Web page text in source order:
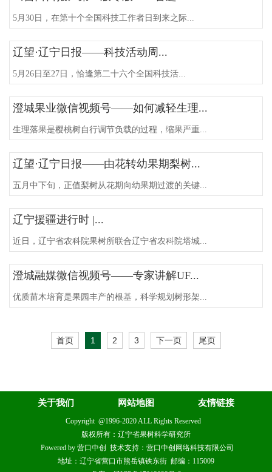
5月30日，在第十个全国科技工作者日到来之际...
辽望·辽宁日报——科技活动周...
5月26日至27日，恰逢第二十六个全国科技活...
澄城果业微信视频号——如何减轻生理...
生理落果是樱桃树自行调节负载的过程，缩果严重...
辽望·辽宁日报——由花转幼果期梨树...
五月中下旬，正值梨树从花期向幼果期过渡的关键...
辽宁援疆进行时 |...
近日，辽宁省农科院果树所联合辽宁省农科院塔城...
澄城融媒微信视频号——专家讲解UF...
优质苗木培育是果园丰产的根基，科学规划树形架...
首页 1 2 3 下一页 尾页
关于我们 网站地图 友情链接
Copyright @1996-2020 ALL Rights Reserved
版权所有：辽宁省果树科学研究所
Powered by 营口中创 技术支持：营口中创网络科技有限公司
地址：辽宁省营口市熊岳镇铁东街 邮编：115009